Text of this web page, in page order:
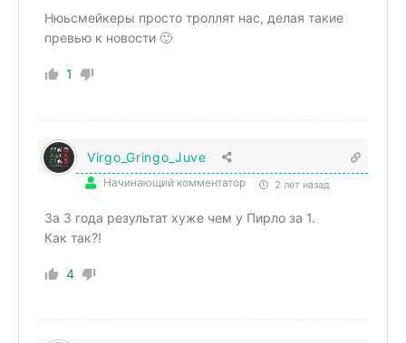
Нюьсмейкеры просто троллят нас, делая такие
превью к новости 🙂
1
Virgo_Gringo_Juve
Начинающий комментатор 2 лет назад
За 3 года результат хуже чем у Пирло за 1.
Как так?!
4